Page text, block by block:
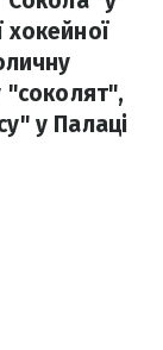
хокейної
у Палаці